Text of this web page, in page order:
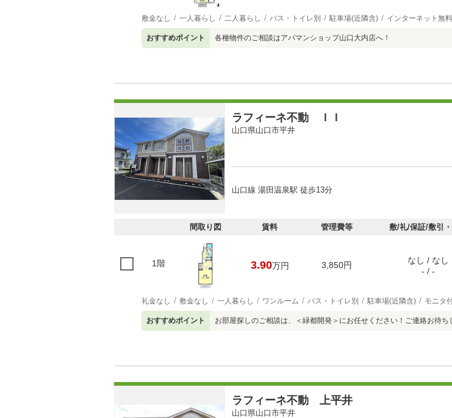
敷金なし 一人暮らし 二人暮らし バス・トイレ別 駐車場(近隣含) インターネット無料
おすすめポイント 各種物件のご相談はアパマンショップ山口大内店へ！
ラフィーネ不動 ＩＩ
山口県山口市平井
山口線 湯田温泉駅 徒歩13分
間取り図 賃料 管理費等 敷/礼/保証/敷引
1階 3.90万円 3,850円
なし / なし
- / -
礼金なし 敷金なし 一人暮らし ワンルーム バス・トイレ別 駐車場(近隣含) モニタ
おすすめポイント お部屋探しのご相談は、＜緑都開発＞にお任せください！ご連絡お待ち
ラフィーネ不動 上平井
山口県山口市平井